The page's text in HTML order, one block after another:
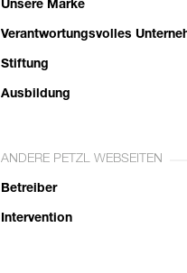
Unsere Marke
Verantwortungsvolles
Stiftung
Ausbildung
ANDERE PETZL WEBSEITEN
Betreiber
Intervention